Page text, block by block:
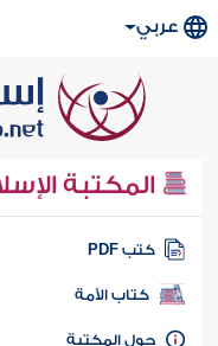
عربي
المكتبة
كتب PDF
كتاب الأمة